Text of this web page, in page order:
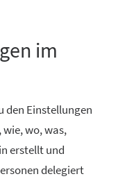
im
den Einstellungen
wo, was,
erstellt und
delegiert